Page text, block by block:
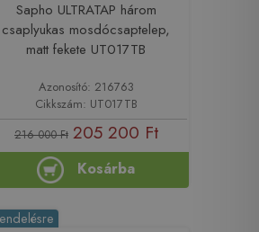
Sapho ULTRATAP három
csaplyukas mosdócsaptelep,
matt fekete UT017TB
Azonosító: 216763
Cikkszám: UT017TB
216 000 Ft 205 200 Ft
Kosárba